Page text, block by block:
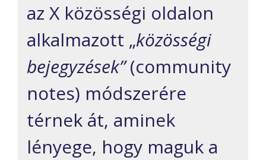
az X közösségi oldalon
alkalmazott „közösségi
bejegyzések”(community
notes) módszerére
térnek át, aminek
lényege, hogy maguk a